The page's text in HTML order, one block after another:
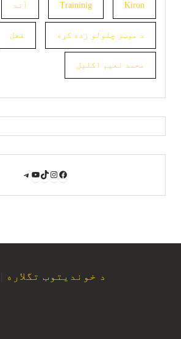
Kiron
Traininig آند
د موټر چلولو زده کړه فعل
محمد نعیم اکلیل
Facebook
Instagram
TikTok
YouTube
Telegram
د خوندیتوب تگلاره